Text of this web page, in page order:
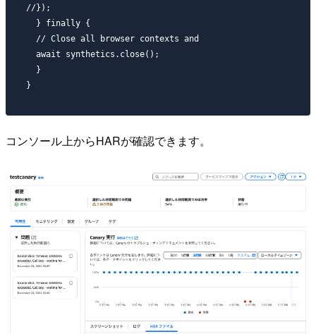
//});
  } finally {
  // Close all browser contexts and
  await synthetics.close();
  }
コンソール上からHARが確認できます。